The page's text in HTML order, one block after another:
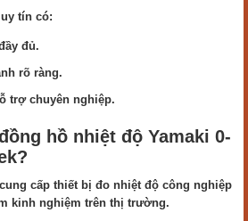
tín có:
đủ.
rõ ràng.
trợ chuyên nghiệp.
hồ nhiệt độ Yamaki 0-
cấp thiết bị đo nhiệt độ công nghiệp
kinh nghiệm trên thị trường.